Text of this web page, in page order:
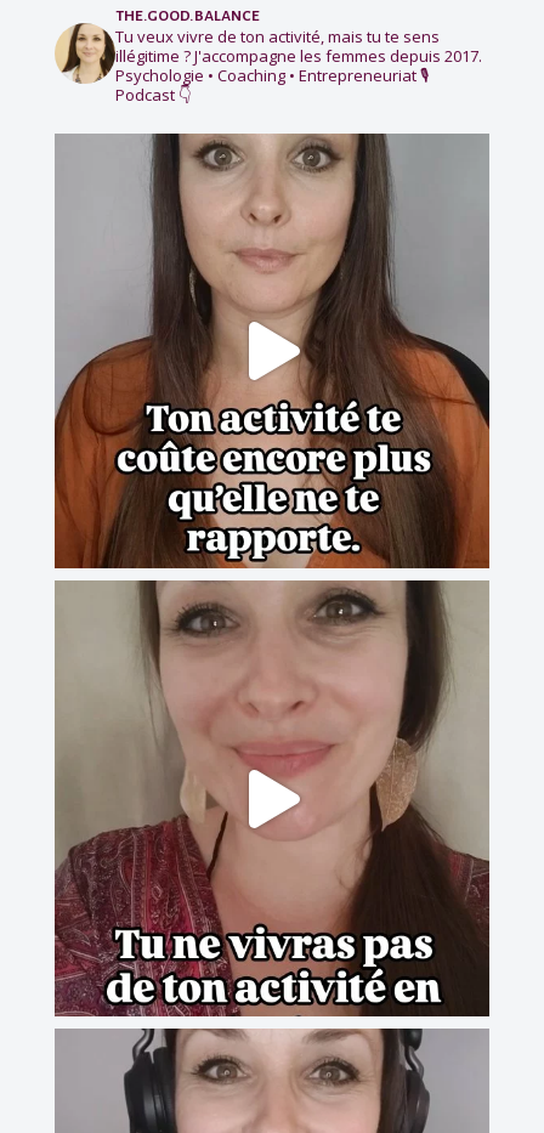
the.good.balance
Tu veux vivre de ton activité, mais tu te sens
illégitime ?J'accompagne les femmes depuis 2017.
Psychologie • Coaching • Entrepreneuriat🎙️
Podcast 👇